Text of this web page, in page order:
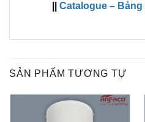
Catalogue –
SẢN PHẨM TƯƠNG TỰ